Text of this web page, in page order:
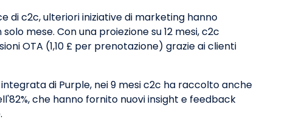
di c2c, ulteriori iniziative di marketing hanno
mese. Con una proiezione su 12 mesi, c2c
OTA (1,10 £ per prenotazione) grazie ai clienti
di Purple, nei 9 mesi c2c ha raccolto anche
che hanno fornito nuovi insight e feedback